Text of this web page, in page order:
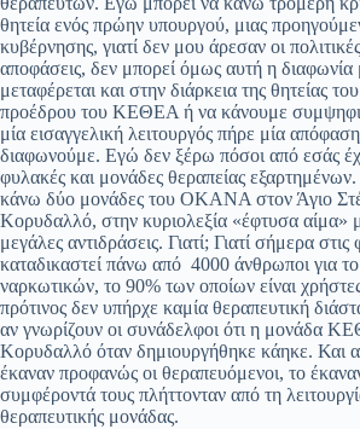
θητεία ενός πρώην υπουργού, μιας
κυβέρνησης, γιατί δεν μου άρεσαν οι
αποφάσεις, δεν μπορεί όμως αυτή η διαφωνία
μεταφέρεται και στην διάρκεια της θητείας
προέδρου του ΚΕΘΕΑ ή να κάνουμε
μία εισαγγελική λειτουργός πήρε μία
διαφωνούμε. Εγώ δεν ξέρω πόσοι από εσάς
φυλακές και μονάδες θεραπείας
κάνω δύο μονάδες του ΟΚΑΝΑ στον Άγιο
Κορυδαλλό, στην κυριολεξία «έφτυσα αίμα»
μεγάλες αντιδράσεις. Γιατί; Γιατί σήμερα
καταδικαστεί πάνω από 4000 άνθρωποι για
ναρκωτικών, το 90% των οποίων είναι
πρότινος δεν υπήρχε καμία θεραπευτική
αν γνωρίζουν οι συνάδελφοι ότι η μονάδα
Κορυδαλλό όταν δημιουργήθηκε κάηκε. Και
έκαναν προφανώς οι θεραπευόμενοι, το
συμφέροντά τους πλήττονταν από τη
θεραπευτικής μονάδας.